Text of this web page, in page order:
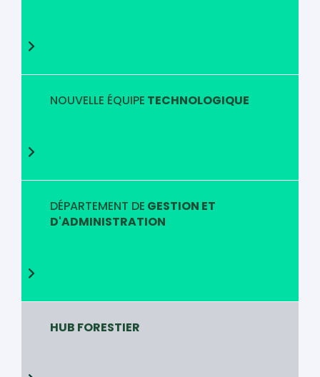
NOUVELLE ÉQUIPE TECHNOLOGIQUE
DÉPARTEMENT DE GESTION ET
D'ADMINISTRATION
HUB FORESTIER